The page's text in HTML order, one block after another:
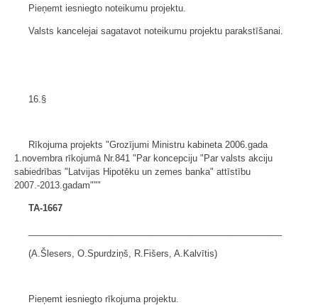
Pieņemt iesniegto noteikumu projektu.
Valsts kancelejai sagatavot noteikumu projektu parakstīšanai.
16.§
Rīkojuma projekts "Grozījumi Ministru kabineta 2006.gada
1.novembra rīkojumā Nr.841 "Par koncepciju "Par valsts akciju
sabiedrības "Latvijas Hipotēku un zemes banka" attīstību
2007.-2013.gadam"""
TA-1667
(A.Šlesers, O.Spurdziņš, R.Fišers, A.Kalvītis)
Pieņemt iesniegto rīkojuma projektu.